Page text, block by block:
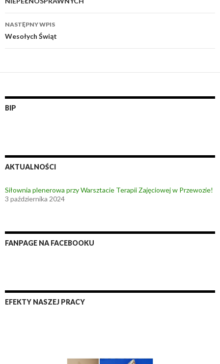
wpisy
NASTĘPNY WPIS
Wesołych Świąt
BIP
AKTUALNOŚCI
Siłownia plenerowa przy Warsztacie Terapii Zajęciowej w Przewozie!
3 października 2024
FANPAGE NA FACEBOOKU
EFEKTY NASZEJ PRACY